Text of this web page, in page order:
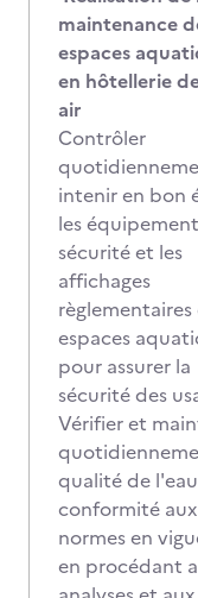
maintenance
espaces
en hôtellerie
air
Contrôler
intenir en bon
les
sécurité et les
affichages
règlementaires
espaces
pour assurer la
sécurité des
Vérifier et
qualité de
conformité aux
normes en
en procédant